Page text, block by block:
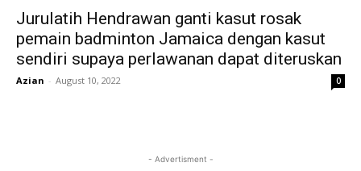
Jurulatih Hendrawan ganti kasut rosak
pemain badminton Jamaica dengan kasut
sendiri supaya perlawanan dapat diteruskan
Azian - August 10, 2022 0
- Advertisment -